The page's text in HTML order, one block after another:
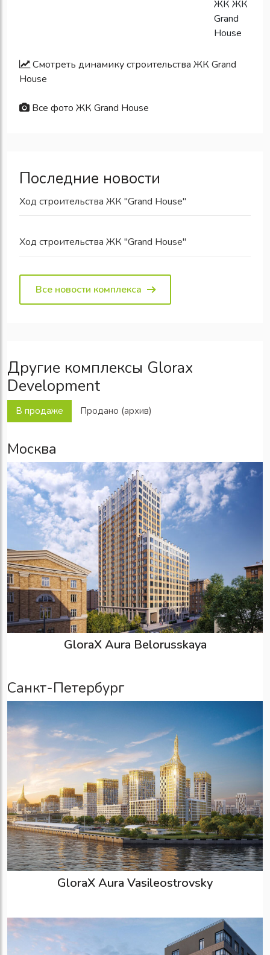
Смотреть динамику строительства ЖК Grand
House
Все фото ЖК Grand House
Последние новости
Ход строительства ЖК "Grand House"
Ход строительства ЖК "Grand House"
Все новости комплекса
Другие комплексы Glorax
Development
В продаже Продано (архив)
Москва
GloraX Aura Belorusskaya
Санкт-Петербург
GloraX Aura Vasileostrovsky